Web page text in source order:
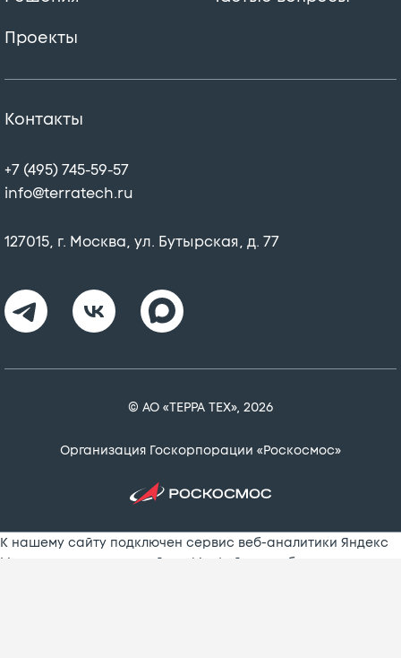
Проекты
Контакты
+7 (495) 745-59-57
info@terratech.ru
127015, г. Москва, ул. Бутырская, д. 77
© АО «ТЕРРА ТЕХ», 2026
Организация Госкорпорации «Роскосмос»
К нашему сайту подключен сервис веб-аналитики Яндекс
Метрика, использующий cookie-файлы, чтобы сделать